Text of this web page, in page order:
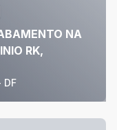
NA
RK,
DF